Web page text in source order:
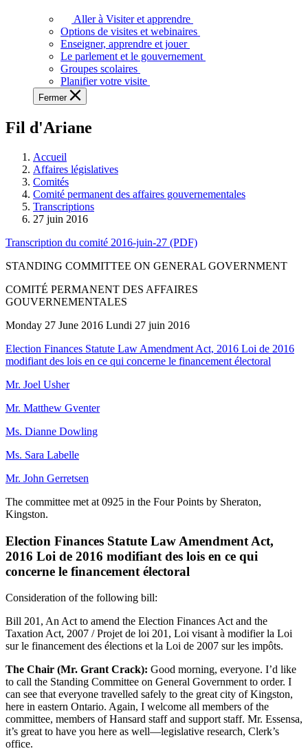
voir,
apprendre
et
à
à
législative.
Aller à Visiter et apprendre
Options de visites et webinaires
Enseigner, apprendre et jouer
Le parlement et le gouvernement
Groupes scolaires
Planifier votre visite
Fermer
Fil d'Ariane
Accueil
Affaires législatives
Comités
Comité permanent des affaires gouvernementales
Transcriptions
27 juin 2016
Transcription du comité 2016-juin-27 (PDF)
STANDING COMMITTEE ON GENERAL GOVERNMENT
COMITÉ PERMANENT DES AFFAIRES
GOUVERNEMENTALES
Monday 27 June 2016 Lundi 27 juin 2016
Election Finances Statute Law Amendment Act, 2016 Loi de 2016
modifiant des lois en ce qui concerne le financement électoral
Mr. Joel Usher
Mr. Matthew Gventer
Ms. Dianne Dowling
Ms. Sara Labelle
Mr. John Gerretsen
The committee met at 0925 in the Four Points by Sheraton,
Kingston.
Election Finances Statute Law Amendment Act,
2016 Loi de 2016 modifiant des lois en ce qui
concerne le financement électoral
Consideration of the following bill:
Bill 201, An Act to amend the Election Finances Act and the
Taxation Act, 2007 / Projet de loi 201, Loi visant à modifier la Loi
sur le financement des élections et la Loi de 2007 sur les impôts.
The Chair (Mr. Grant Crack): Good morning, everyone. I’d like
to call the Standing Committee on General Government to order. I
can see that everyone travelled safely to the great city of Kingston,
here in eastern Ontario. Again, I welcome all members of the
committee, members of Hansard staff and support staff. Mr. Essensa,
it’s great to have you here as well—legislative research, Clerk’s
office.